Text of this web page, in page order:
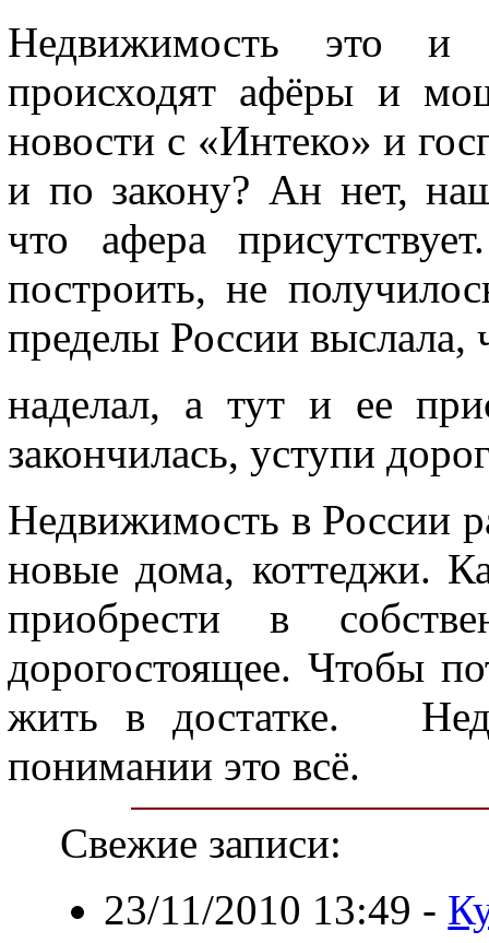
Недвижимость это и
происходят афёры и
новости с «Интеко» и
и по закону? Ан нет,
что афера
построить, не
пределы России
наделал, а тут и ее
закончилась, уступи
Недвижимость в России
новые дома, коттеджи.
приобрести в
дорогостоящее. Чтобы
жить в достатке.
понимании это всё.
Свежие записи:
23/11/2010 13:49 -